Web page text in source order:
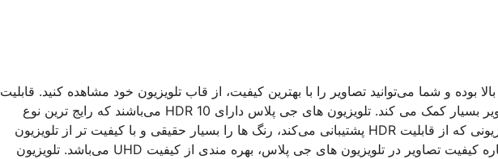
بوده و شما می‌توانید تصاویر را با بهترین کیفیت، از قاب تلویزیون خود مشاهده کنید. قابلیت
HDR در این تلویزیون ها به بالا بودن کیفیت تصاویر بسیار کمک می کند. تلویزیون های جی پلاس دارای HDR 10 می‌باشند که رایج ترین نوع
HDR است. به زبان ساده تر می توان گفت تلویزیونی که از قابلیت HDR پشتیبانی می‌کند، رنگ ها را بسیار حقیقی و با کیفیت تر از تلویزیون
های معمولی، به نمایش می‌گذارد. نکته دیگر درباره کیفیت تصاویر در تلویزیون های جی پلاس، بهره مندی از کیفیت UHD می‌باشد. تلویزیون